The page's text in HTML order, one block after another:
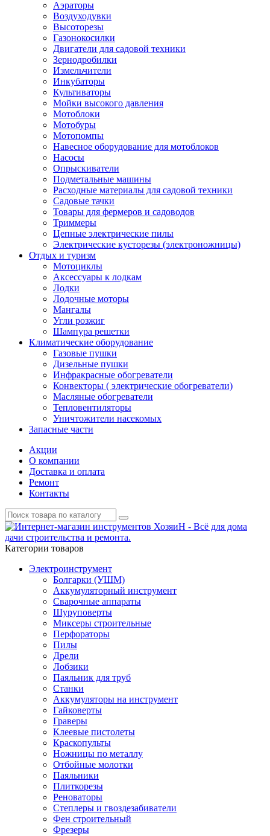
Аэраторы
Воздуходувки
Высоторезы
Газонокосилки
Двигатели для садовой техники
Зернодробилки
Измельчители
Инкубаторы
Культиваторы
Мойки высокого давления
Мотоблоки
Мотобуры
Мотопомпы
Навесное оборудование для мотоблоков
Насосы
Опрыскиватели
Подметальные машины
Расходные материалы для садовой техники
Садовые тачки
Товары для фермеров и садоводов
Триммеры
Цепные электрические пилы
Электрические кусторезы (электроножницы)
Отдых и туризм
Мотоциклы
Аксессуары к лодкам
Лодки
Лодочные моторы
Мангалы
Угли розжиг
Шампура решетки
Климатические оборудование
Газовые пушки
Дизельные пушки
Инфракрасные обогреватели
Конвекторы ( электрические обогреватели)
Масляные обогреватели
Тепловентиляторы
Уничтожители насекомых
Запасные части
Акции
О компании
Доставка и оплата
Ремонт
Контакты
Категории товаров
Электроинструмент
Болгарки (УШМ)
Аккумуляторный инструмент
Сварочные аппараты
Шуруповерты
Миксеры строительные
Перфораторы
Пилы
Дрели
Лобзики
Паяльник для труб
Станки
Аккумуляторы на инструмент
Гайковерты
Граверы
Клеевые пистолеты
Краскопульты
Ножницы по металлу
Отбойные молотки
Паяльники
Плиткорезы
Реноваторы
Степлеры и гвоздезабиватели
Фен строительный
Фрезеры